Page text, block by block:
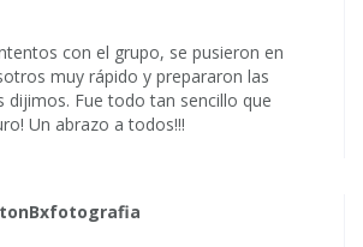
con el grupo, se pusieron en
muy rápido y prepararon las
dijimos. Fue todo tan sencillo que
Un abrazo a todos!!!